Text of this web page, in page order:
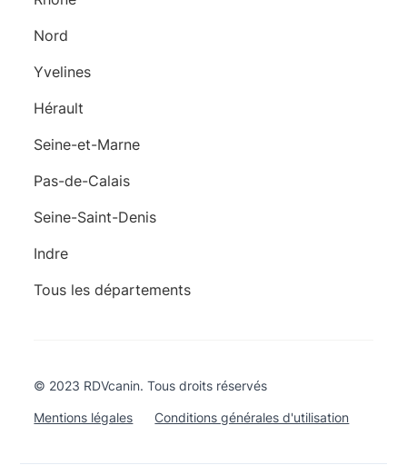
Nord
Yvelines
Hérault
Seine-et-Marne
Pas-de-Calais
Seine-Saint-Denis
Indre
Tous les départements
© 2023 RDVcanin. Tous droits réservés
Mentions légales Conditions générales d'utilisation